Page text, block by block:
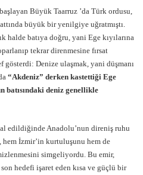
Büyük Taarruz ’da Türk ordusu,
büyük bir yenilgiye uğratmıştı.
halde batıya doğru, yani Ege kıyılarına
tekrar direnmesine fırsat
Denize ulaşmak, yani düşmanı
“Akdeniz” derken kastettiği Ege
batısındaki deniz genellikle
edildiğinde Anadolu’nun direniş ruhu
hem İzmir’in kurtuluşunu hem de
simgeliyordu. Bu emir,
hedefi işaret eden kısa ve güçlü bir